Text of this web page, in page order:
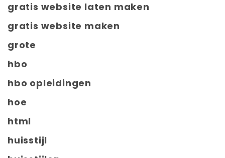
gratis website laten maken
gratis website maken
grote
hbo
hbo opleidingen
hoe
html
huisstijl